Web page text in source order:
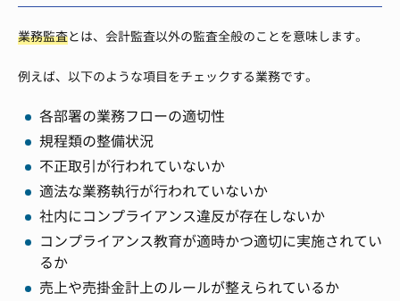
業務監査とは、会計監査以外の監査全般のことを意味します。
例えば、以下のような項目をチェックする業務です。
各部署の業務フローの適切性
規程類の整備状況
不正取引が行われていないか
適法な業務執行が行われていないか
社内にコンプライアンス違反が存在しないか
コンプライアンス教育が適時かつ適切に実施されてい
るか
売上や売掛金計上のルールが整えられているか